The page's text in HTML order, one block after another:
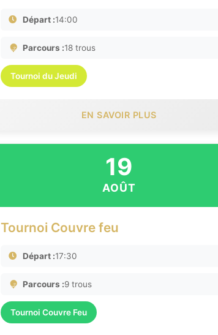
Départ :14:00
Parcours :18 trous
Tournoi du Jeudi
EN SAVOIR PLUS
19
AOÛT
Tournoi Couvre feu
Départ :17:30
Parcours :9 trous
Tournoi Couvre Feu